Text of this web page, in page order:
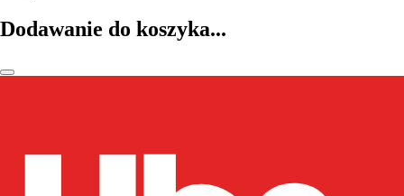
Dodawanie do koszyka...